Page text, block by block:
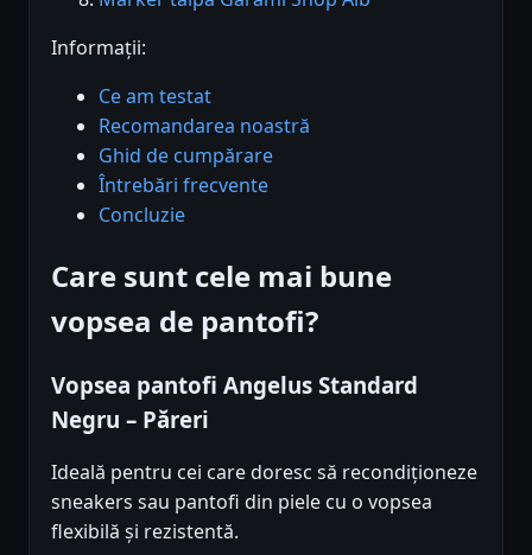
Informații:
Ce am testat
Recomandarea noastră
Ghid de cumpărare
Întrebări frecvente
Concluzie
Care sunt cele mai bune
vopsea de pantofi?
Vopsea pantofi Angelus Standard
Negru – Păreri
Ideală pentru cei care doresc să recondiționeze
sneakers sau pantofi din piele cu o vopsea
flexibilă și rezistentă.